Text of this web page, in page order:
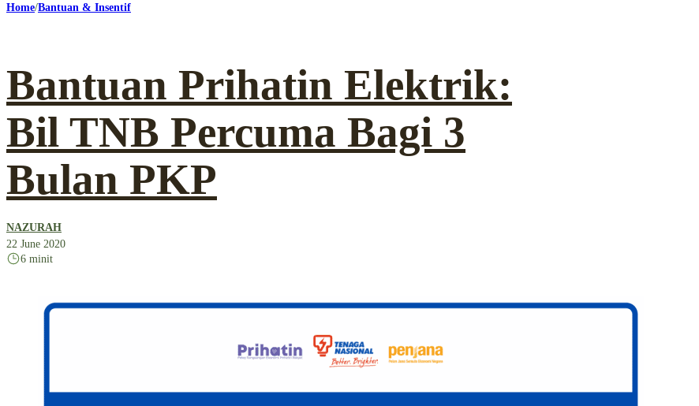
Home Bantuan & Insentif
Bantuan Prihatin Elektrik:
Bil TNB Percuma Bagi 3
Bulan PKP
NAZURAH
22 June 2020
6 minit